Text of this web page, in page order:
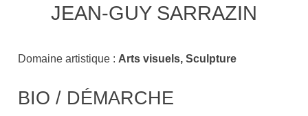
JEAN-GUY SARRAZIN
Domaine artistique : Arts visuels, Sculpture
BIO / DÉMARCHE